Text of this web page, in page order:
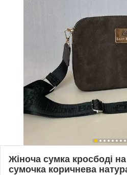
Жіноча сумка кросбоді
сумочка коричнева